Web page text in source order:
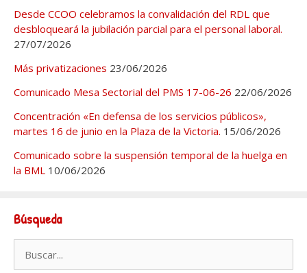
Desde CCOO celebramos la convalidación del RDL que
desbloqueará la jubilación parcial para el personal laboral.
27/07/2026
Más privatizaciones 23/06/2026
Comunicado Mesa Sectorial del PMS 17-06-26 22/06/2026
Concentración «En defensa de los servicios públicos»,
martes 16 de junio en la Plaza de la Victoria. 15/06/2026
Comunicado sobre la suspensión temporal de la huelga en
la BML 10/06/2026
Búsqueda